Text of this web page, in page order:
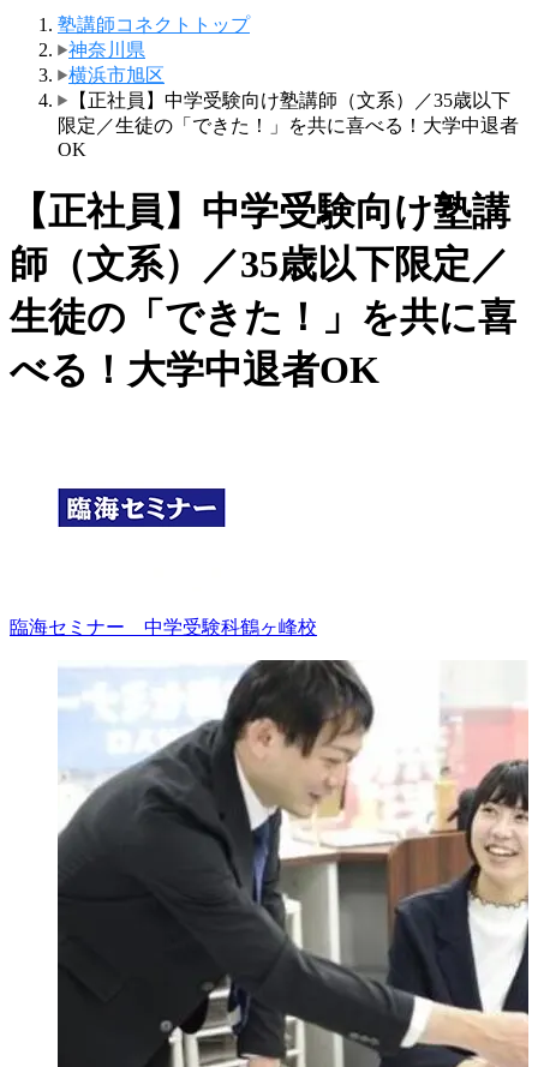
塾講師コネクトトップ
神奈川県
横浜市旭区
【正社員】中学受験向け塾講師（文系）／35歳以下
限定／生徒の「できた！」を共に喜べる！大学中退者
OK
【正社員】中学受験向け塾講
師（文系）／35歳以下限定／
生徒の「できた！」を共に喜
べる！大学中退者OK
臨海セミナー 中学受験科鶴ヶ峰校